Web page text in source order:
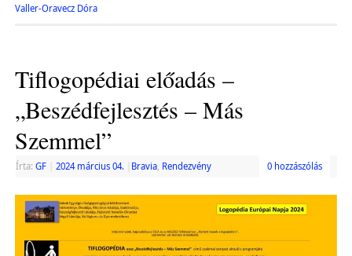
Valler-Oravecz Dóra
Tiflogopédiai előadás –
„Beszédfejlesztés – Más
Szemmel”
Írta: GF 2024 március 04. Bravia, Rendezvény 0 hozzászólás